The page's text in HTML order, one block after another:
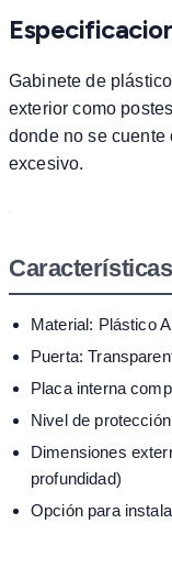
Gabinete de
exterior como
donde no se
excesivo.
Material: Plástico
Puerta:
Placa interna
Nivel de
Dimensiones
profundidad)
Opción para